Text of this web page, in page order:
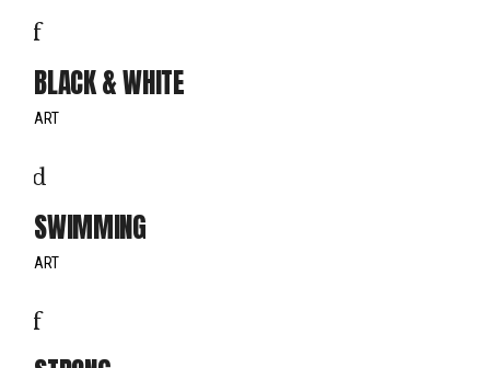
BLACK & WHITE
ART
SWIMMING
ART